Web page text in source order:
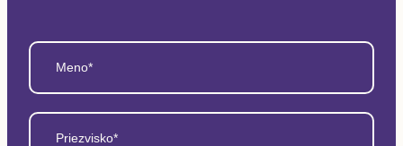
Meno*
Priezvisko*